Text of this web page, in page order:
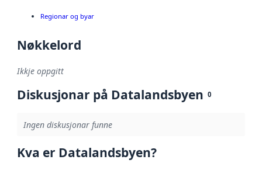
Regionar og byar
Nøkkelord
Ikkje oppgitt
Diskusjonar på Datalandsbyen 0
Ingen diskusjonar funne
Kva er Datalandsbyen?